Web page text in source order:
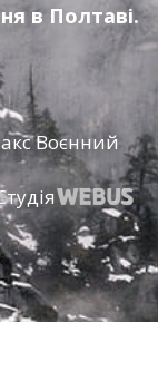
в Полтаві.
Воєнний